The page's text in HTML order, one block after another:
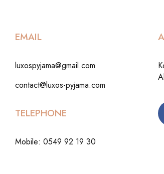
EMAIL
luxospyjama@gmail.com
contact@luxos-pyjama.com
TELEPHONE
Mobile: 0549 92 19 30